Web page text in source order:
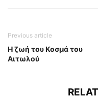
Previous article
Η ζωή του Κοσμά του
Αιτωλού